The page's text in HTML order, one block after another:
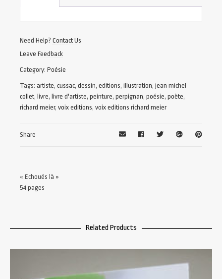
Need Help? Contact Us
Leave Feedback
Category: Poésie
Tags: artiste, cussac, dessin, editions, illustration, jean michel
collet, livre, livre d'artiste, peinture, perpignan, poésie, poète,
richard meier, voix editions, voix editions richard meier
Share
« Echoués là »
54 pages
Related Products